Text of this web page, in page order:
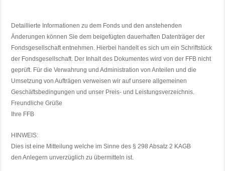
Detaillierte Informationen zu dem Fonds und den anstehenden
Änderungen können Sie dem beigefügten dauerhaften Datenträger der
Fondsgesellschaft entnehmen. Hierbei handelt es sich um ein Schriftstück
der Fondsgesellschaft. Der Inhalt des Dokumentes wird von der FFB nicht
geprüft. Für die Verwahrung und Administration von Anteilen und die
Umsetzung von Aufträgen verweisen wir auf unsere allgemeinen
Geschäftsbedingungen und unser Preis- und Leistungsverzeichnis.
Freundliche Grüße
Ihre FFB
HINWEIS:
Dies ist eine Mitteilung welche im Sinne des § 298 Absatz 2 KAGB
den Anlegern unverzüglich zu übermitteln ist.